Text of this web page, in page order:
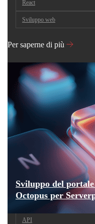
React
Sviluppo web
Per saperne di più
Sviluppo del
Octopus per
API